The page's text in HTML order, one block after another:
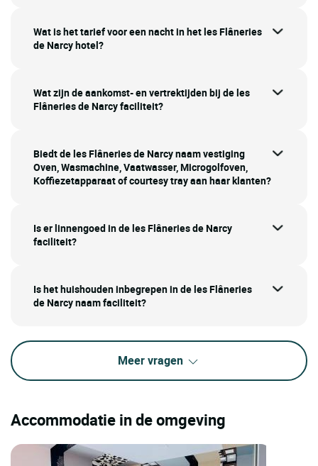
Wat is het tarief voor een nacht in het les Flâneries
de Narcy hotel?
Wat zijn de aankomst- en vertrektijden bij de les
Flâneries de Narcy faciliteit?
Biedt de les Flâneries de Narcy naam vestiging
Oven, Wasmachine, Vaatwasser, Microgolfoven,
Koffiezetapparaat of courtesy tray aan haar klanten?
Is er linnengoed in de les Flâneries de Narcy
faciliteit?
Is het huishouden inbegrepen in de les Flâneries
de Narcy naam faciliteit?
Meer vragen
Accommodatie in de omgeving